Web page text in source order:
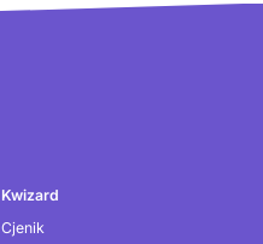
Kwizard
Cjenik